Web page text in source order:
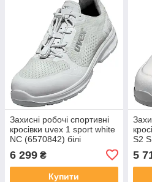
Захисні робочі спортивні
кросівки uvex 1 sport white
NC (6570842) білі
6 299 ₴
Купити
S2
5